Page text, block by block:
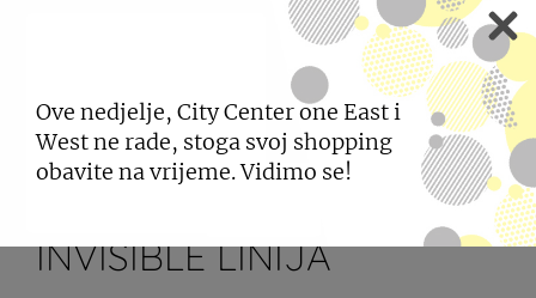
INVISIBLE LINIJA
Ove nedjelje, City Center one East i
West ne rade, stoga svoj shopping
obavite na vrijeme. Vidimo se!